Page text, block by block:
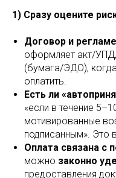
1) Сразу оцените
Договор и
оформляет акт/УПД,
(бумага/ЭДО),
оплатить.
Есть ли
«если в течение
мотивированные
подписанным». Это
Оплата связана с
можно законно
предоставления